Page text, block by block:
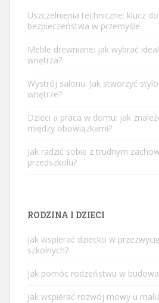
Uszczelnienia techniczne: klucz
bezpieczeństwa w przemyśle
Meble drewniane: jak wybrać
wnętrza?
Wystrój salonu: Jak stworzyć
wnętrze?
Dzieci a praca w domu: jak
między obowiązkami?
Jak radzić sobie z trudnym
przedszkolu?
RODZINA I DZIECI
Jak wspierać dziecko w
szkolnych?
Jak pomóc rodzeństwu w
Jak wspierać rozwój mowy u